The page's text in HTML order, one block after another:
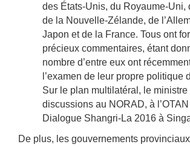
des États-Unis, du Royaume-Uni,
de la Nouvelle-Zélande, de
Japon et de la France. Tous ont
précieux commentaires, étant
nombre d’entre eux ont
l’examen de leur propre politique
Sur le plan multilatéral, le ministre
discussions au NORAD, à
Dialogue Shangri-La 2016 à
De plus, les gouvernements